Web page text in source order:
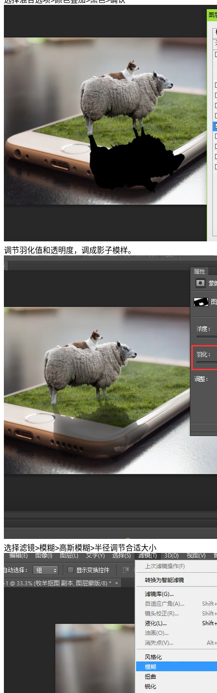
调节羽化值和透明度，调成影子模样。
选择滤镜>模糊>高斯模糊>半径调节合适大小